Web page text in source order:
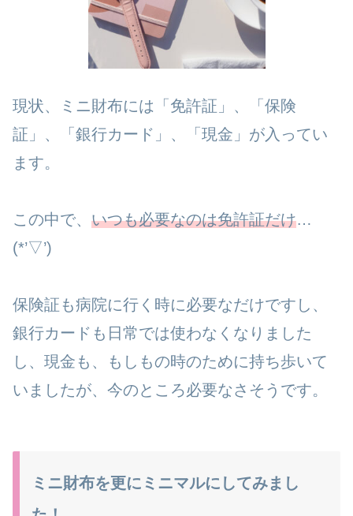
現状、ミニ財布には「免許証」、「保険
証」、「銀行カード」、「現金」が入ってい
ます。
この中で、 いつも必要なのは免許証だけ…
(*’▽’)
保険証も病院に行く時に必要なだけですし、
銀行カードも日常では使わなくなりました
し、現金も、もしもの時のために持ち歩いて
いましたが、今のところ必要なさそうです。
ミニ財布を更にミニマルにしてみまし